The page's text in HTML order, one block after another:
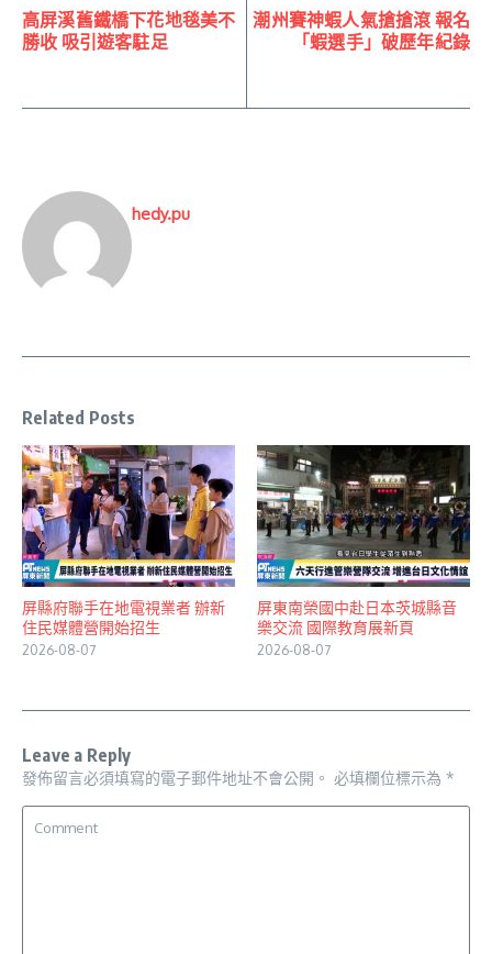
高屏溪舊鐵橋下花地毯美不
勝收 吸引遊客駐足
潮州賽神蝦人氣搶搶滾 報名
「蝦選手」破歷年紀錄
hedy.pu
Related Posts
屏縣府聯手在地電視業者 辦新
住民媒體營開始招生
2026-08-07
屏東南榮國中赴日本茨城縣音
樂交流 國際教育展新頁
2026-08-07
Leave a Reply
發佈留言必須填寫的電子郵件地址不會公開。 必填欄位標示為 *